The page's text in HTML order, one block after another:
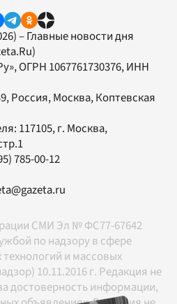
– Главные новости дня
, ОГРН 1067761730376, ИНН
Россия, Москва, Коптевская
117105, г. Москва,
785-00-12
СМИ Эл № ФС77-67642
по надзору в сфере
и массовых
10.11.2016 г. Редакция не
достоверность информации,